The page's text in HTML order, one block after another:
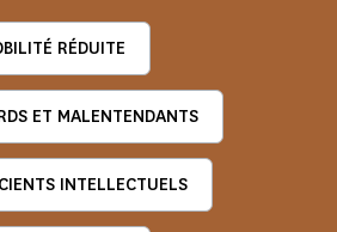
RÉDUITE
ET MALENTENDANTS
INTELLECTUELS